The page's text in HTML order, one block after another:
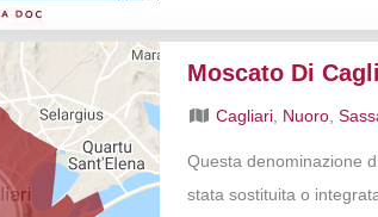
Moscato Di
Cagliari Nuoro ,
Questa denominazione
stata sostituita o